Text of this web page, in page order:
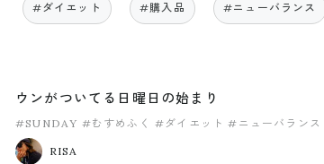
#ダイエット #購入品 #ニューバランス
ウンがついてる日曜日の始まり
#SUNDAY #むすめふく #ダイエット #ニューバランス
RISA